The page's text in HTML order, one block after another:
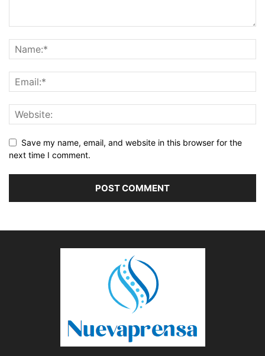
Save my name, email, and website in this browser for the
next time I comment.